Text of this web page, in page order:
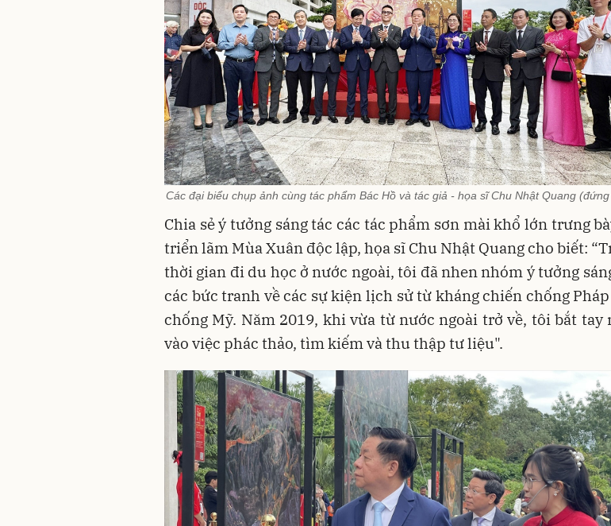
Các đại biểu chụp ảnh cùng tác phẩm Bác Hồ và tác giả - họa sĩ Chu Nhật Quang
Chia sẻ ý tưởng sáng tác các tác phẩm sơn mài khổ lớn trưng
triển lãm Mùa Xuân độc lập, họa sĩ Chu Nhật Quang cho biết:
thời gian đi du học ở nước ngoài, tôi đã nhen nhóm ý tưởng
các bức tranh về các sự kiện lịch sử từ kháng chiến chống
chống Mỹ. Năm 2019, khi vừa từ nước ngoài trở về, tôi bắt tay
vào việc phác thảo, tìm kiếm và thu thập tư liệu".